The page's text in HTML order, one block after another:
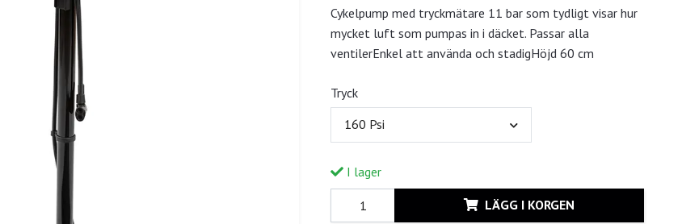
Cykelpump med tryckmätare 11 bar som tydligt visar hur
mycket luft som pumpas in i däcket. Passar alla
ventilerEnkel att använda och stadigHöjd 60 cm
Tryck
160 Psi
I lager
LÄGG I KORGEN